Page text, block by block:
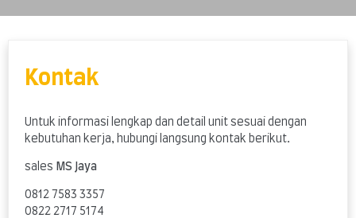
Kontak
Untuk informasi lengkap dan detail unit sesuai dengan
kebutuhan kerja, hubungi langsung kontak berikut.
sales MS Jaya
0812 7583 3357
0822 2717 5174